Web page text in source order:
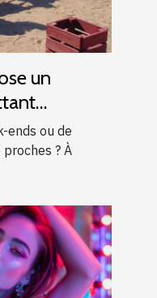
un
en-
ends ou de
? À